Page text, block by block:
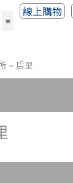
線上購物
– 后里